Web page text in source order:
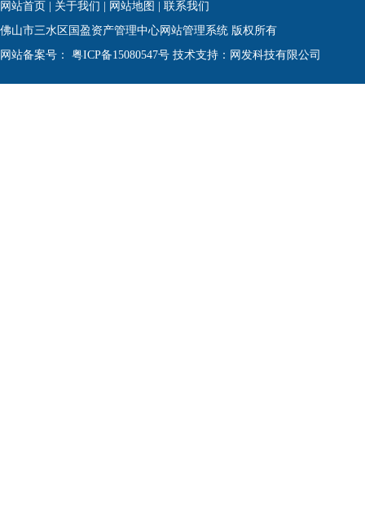
网站首页 关于我们 网站地图
联系我们
佛山市三水区国盈资产管理中心网站管理系统 版权所有
网站备案号： 粤ICP备15080547号 技术支持：网发科技有限公司